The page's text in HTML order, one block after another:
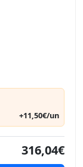
+11,50€/un
316,04€